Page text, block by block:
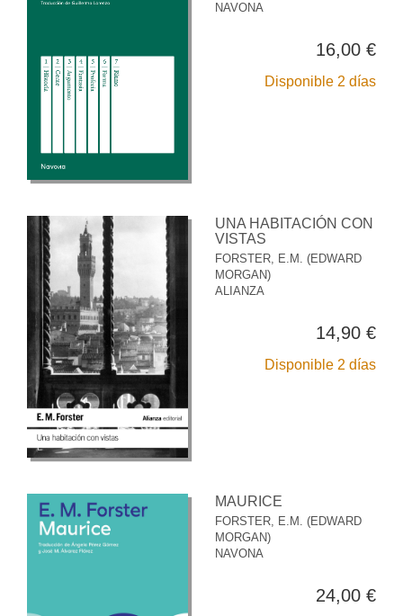
NAVONA
16,00 €
Disponible 2 días
UNA HABITACIÓN CON
VISTAS
FORSTER, E.M. (EDWARD
MORGAN)
ALIANZA
14,90 €
Disponible 2 días
MAURICE
FORSTER, E.M. (EDWARD
MORGAN)
NAVONA
24,00 €